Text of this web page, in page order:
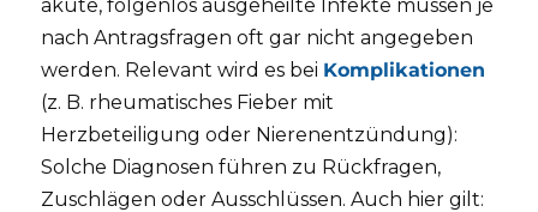
akute, folgenlos ausgeheilte Infekte müssen je
nach Antragsfragen oft gar nicht angegeben
werden. Relevant wird es bei Komplikationen
(z. B. rheumatisches Fieber mit
Herzbeteiligung oder Nierenentzündung):
Solche Diagnosen führen zu Rückfragen,
Zuschlägen oder Ausschlüssen. Auch hier gilt: